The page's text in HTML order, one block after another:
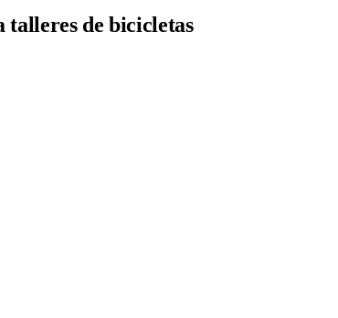
talleres de bicicletas